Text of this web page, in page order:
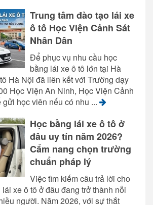
Trung tâm đào tạo lái xe
ô tô Học Viện Cảnh Sát
Nhân Dân
Để phục vụ nhu cầu học
bằng lái xe ô tô lớn tại Hà
Hà Nội đã liên kết với Trường dạy
Học Viện An Ninh, Học Viện Cảnh
học viên nếu có nhu ...
Học bằng lái xe ô tô ở
đâu uy tín năm 2026?
Cẩm nang chọn trường
chuẩn pháp lý
Việc tìm kiếm câu trả lời cho
xe ô tô ở đâu đang trở thành nỗi
người. Năm 2026, với sự thắt